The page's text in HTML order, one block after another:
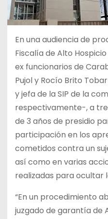
En una audiencia de
Fiscalía de Alto
ex funcionarios de
Pujol y Rocío Brito
y jefa de la SIP de la
respectivamente-, a
de 3 años de presidio
participación en los
cometidos contra un
así como en varias
realizadas para ocultar
“En un procedimiento
juzgado de garantía de